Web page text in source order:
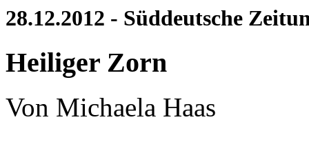
28.12.2012 - Süddeutsche
Heiliger Zorn
Von Michaela Haas